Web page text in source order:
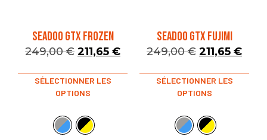
SEADOO GTX FROZEN
249,00€ 211,65 €
SÉLECTIONNER LES
OPTIONS
SEADOO GTX FUJIMI
249,00€ 211,65 €
SÉLECTIONNER LES
OPTIONS